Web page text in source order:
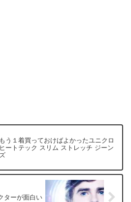
もう１着買っておけばよかったユニクロ
ヒートテック スリム ストレッチ ジーン
ズ
ターが面白い